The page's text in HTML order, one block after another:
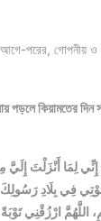
পরের, গোপনীয় ও
إِنِّي لِمَا أَنْزَلْتَ
فِي بِلَادِ
اللَّهُمَّ ارْزُقْنِي